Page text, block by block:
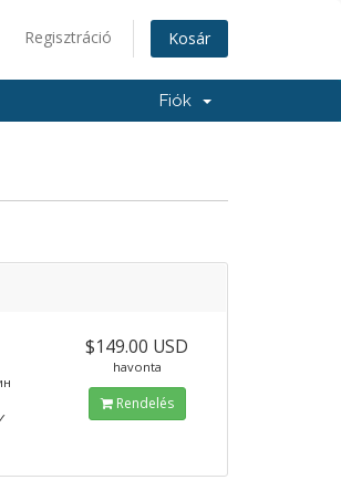
Regisztráció Kosár
Fiók
$149.00 USD
havonta
Rendelés